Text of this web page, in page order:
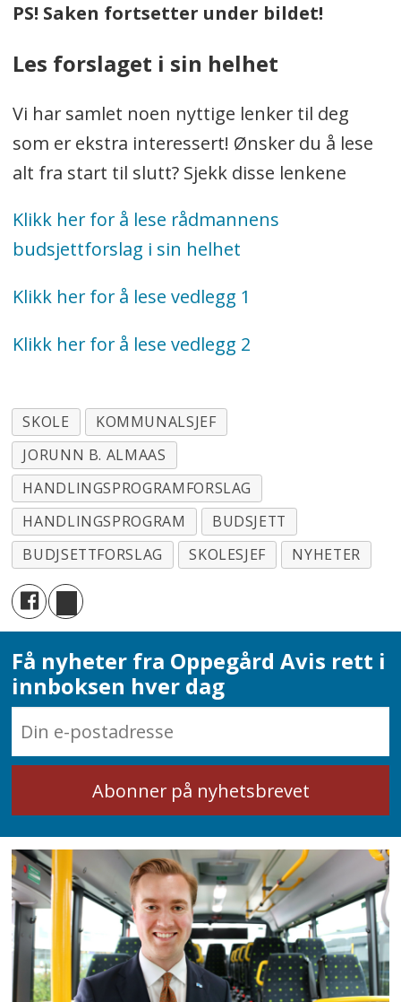
PS! Saken fortsetter under bildet!
Les forslaget i sin helhet
Vi har samlet noen nyttige lenker til deg
som er ekstra interessert! Ønsker du å lese
alt fra start til slutt? Sjekk disse lenkene
Klikk her for å lese rådmannens
budsjettforslag i sin helhet
Klikk her for å lese vedlegg 1
Klikk her for å lese vedlegg 2
SKOLE
KOMMUNALSJEF
JORUNN B. ALMAAS
HANDLINGSPROGRAMFORSLAG
HANDLINGSPROGRAM
BUDSJETT
BUDJSETTFORSLAG
SKOLESJEF NYHETER
Få nyheter fra Oppegård Avis rett i
innboksen hver dag